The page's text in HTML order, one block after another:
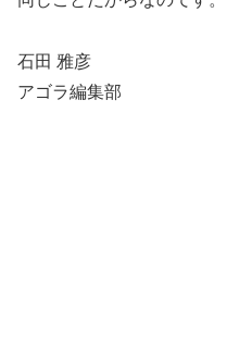
石田 雅彦
アゴラ編集部